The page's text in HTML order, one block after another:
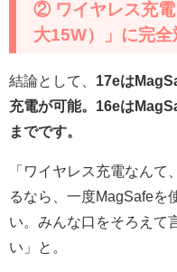
② ワイヤレス充
大15W）」に完全
結論として、 17eは
充電が可能。16eは
までです。
「ワイヤレス充電なん
るなら、一度MagSafeを
い。みんな口をそろえて
い」と。